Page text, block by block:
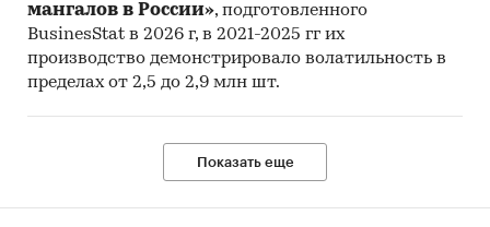
мангалов в России», подготовленного
BusinesStat в 2026 г, в 2021-2025 гг их
производство демонстрировало волатильность в
пределах от 2,5 до 2,9 млн шт.
Показать еще